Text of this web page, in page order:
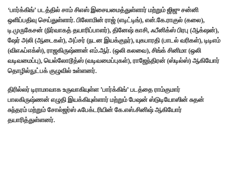
‘பார்க்கிங்’ படத்தில் சாம் சிஎஸ் இசையமைத்துள்ளார் மற்றும் ஜிஜு சன்னி
ஒளிப்பதிவு செய்துள்ளார். பிலோமின் ராஜ் (எடிட்டிங்), என்.கே.ராகுல் (கலை),
டி.முருகேசன் (நிர்வாகத் தயாரிப்பாளர்), தினேஷ் காசி, ஃபீனிக்ஸ் பிரபு (ஆக்‌ஷன்),
ஷேர் அலி (ஆடைகள்), அப்சர் (நடன இயக்குநர்), யுகபாரதி (பாடல் வரிகள்), டிடிஎம்
(விஎஃப்எக்ஸ்), ராஜகிருஷ்ணன் எம்.ஆர். (ஒலி கலவை), சிங்க் சினிமா (ஒலி
வடிவமைப்பு), யெல்லோடூத்ஸ் (வடிவமைப்புகள்), ராஜேந்திரன் (ஸ்டில்ஸ்) ஆகியோர்
தொழில்நுட்பக் குழுவில் உள்ளனர்.
திரில்லர் டிராமாவாக உருவாகியுள்ள ’பார்க்கிங்’ படத்தை ராம்குமார்
பாலகிருஷ்ணன் எழுதி இயக்கியுள்ளார் மற்றும் பேஷன் ஸ்டுடியோஸின் சுதன்
சுந்தரம் மற்றும் சோல்ஜர்ஸ் ஃபேக்டரியின் கே.எஸ்.சினிஷ் ஆகியோர்
தயாரித்துள்ளனர்.